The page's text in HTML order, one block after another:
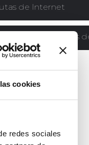
cookies
redes sociales
de Internet
de Nombres